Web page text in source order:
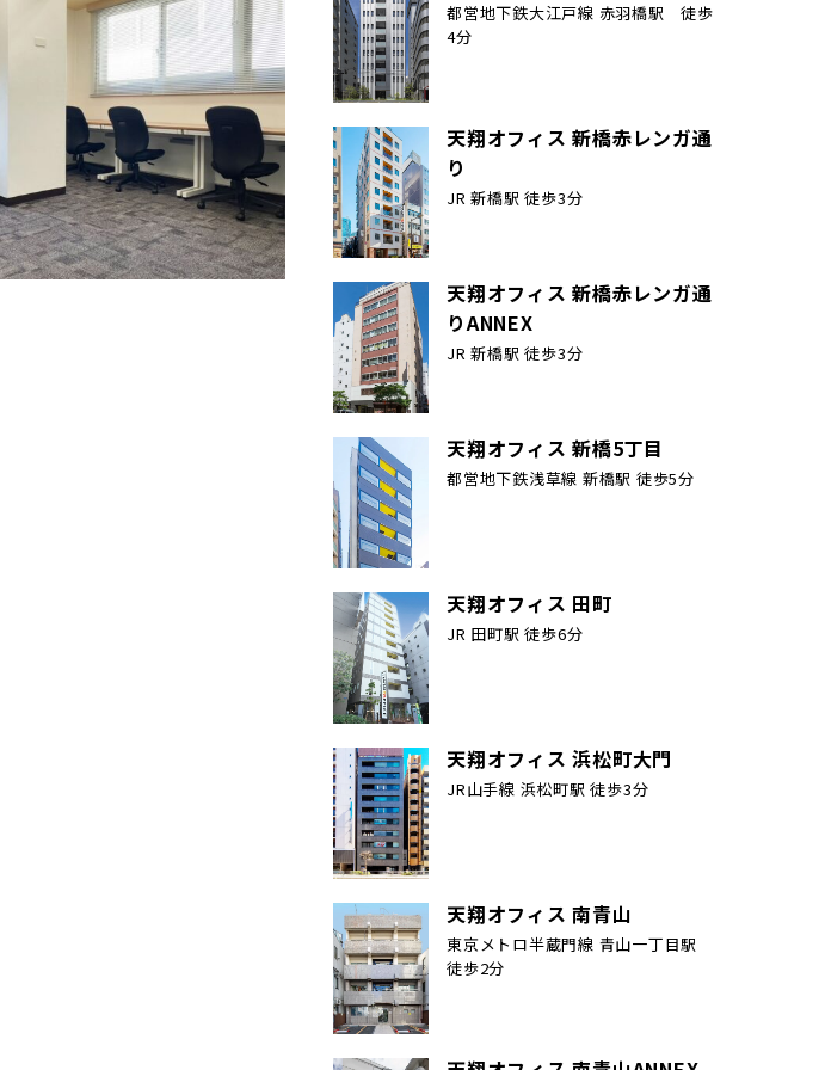
都営地下鉄大江戸線 赤羽橋駅 徒歩
4分
天翔オフィス 新橋赤レンガ通
り
JR 新橋駅 徒歩3分
天翔オフィス 新橋赤レンガ通
りANNEX
JR 新橋駅 徒歩3分
天翔オフィス 新橋5丁目
都営地下鉄浅草線 新橋駅 徒歩5分
天翔オフィス 田町
JR 田町駅 徒歩6分
天翔オフィス 浜松町大門
JR山手線 浜松町駅 徒歩3分
天翔オフィス 南青山
東京メトロ半蔵門線 青山一丁目駅
徒歩2分